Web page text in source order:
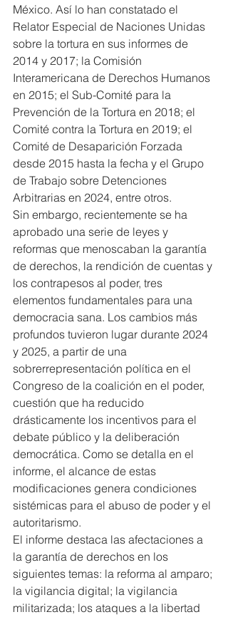
México. Así lo han constatado el
Relator Especial de Naciones Unidas
sobre la tortura en sus informes de
2014 y 2017; la Comisión
Interamericana de Derechos Humanos
en 2015; el Sub-Comité para la
Prevención de la Tortura en 2018; el
Comité contra la Tortura en 2019; el
Comité de Desaparición Forzada
desde 2015 hasta la fecha y el Grupo
de Trabajo sobre Detenciones
Arbitrarias en 2024, entre otros.
Sin embargo, recientemente se ha
aprobado una serie de leyes y
reformas que menoscaban la garantía
de derechos, la rendición de cuentas y
los contrapesos al poder, tres
elementos fundamentales para una
democracia sana. Los cambios más
profundos tuvieron lugar durante 2024
y 2025, a partir de una
sobrerrepresentación política en el
Congreso de la coalición en el poder,
cuestión que ha reducido
drásticamente los incentivos para el
debate público y la deliberación
democrática. Como se detalla en el
informe, el alcance de estas
modificaciones genera condiciones
sistémicas para el abuso de poder y el
autoritarismo.
El informe destaca las afectaciones a
la garantía de derechos en los
siguientes temas: la reforma al amparo;
la vigilancia digital; la vigilancia
militarizada; los ataques a la libertad